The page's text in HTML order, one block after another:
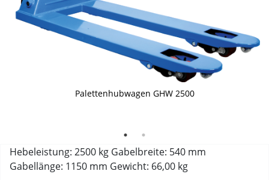
Palettenhubwagen GHW 2500
Hebeleistung: 2500 kg Gabelbreite: 540 mm
Gabellänge: 1150 mm Gewicht: 66,00 kg